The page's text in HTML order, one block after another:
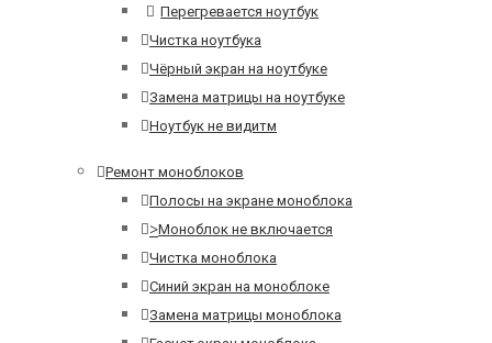
Перегревается ноутбук
Чистка ноутбука
Чёрный экран на ноутбуке
Замена матрицы на ноутбуке
Ноутбук не видитм
Ремонт моноблоков
Полосы на экране моноблока
>Моноблок не включается
Чистка моноблока
Синий экран на моноблоке
Замена матрицы моноблока